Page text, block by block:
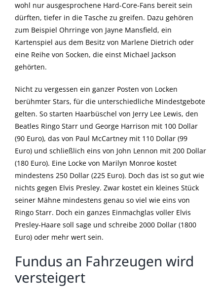
wohl nur ausgesprochene Hard-Core-Fans bereit sein
dürften, tiefer in die Tasche zu greifen. Dazu gehören
zum Beispiel Ohrringe von Jayne Mansfield, ein
Kartenspiel aus dem Besitz von Marlene Dietrich oder
eine Reihe von Socken, die einst Michael Jackson
gehörten.
Nicht zu vergessen ein ganzer Posten von Locken
berühmter Stars, für die unterschiedliche Mindestgebote
gelten. So starten Haarbüschel von Jerry Lee Lewis, den
Beatles Ringo Starr und George Harrison mit 100 Dollar
(90 Euro), das von Paul McCartney mit 110 Dollar (99
Euro) und schließlich eins von John Lennon mit 200 Dollar
(180 Euro). Eine Locke von Marilyn Monroe kostet
mindestens 250 Dollar (225 Euro). Doch das ist so gut wie
nichts gegen Elvis Presley. Zwar kostet ein kleines Stück
seiner Mähne mindestens genau so viel wie eins von
Ringo Starr. Doch ein ganzes Einmachglas voller Elvis
Presley-Haare soll sage und schreibe 2000 Dollar (1800
Euro) oder mehr wert sein.
Fundus an Fahrzeugen wird
versteigert